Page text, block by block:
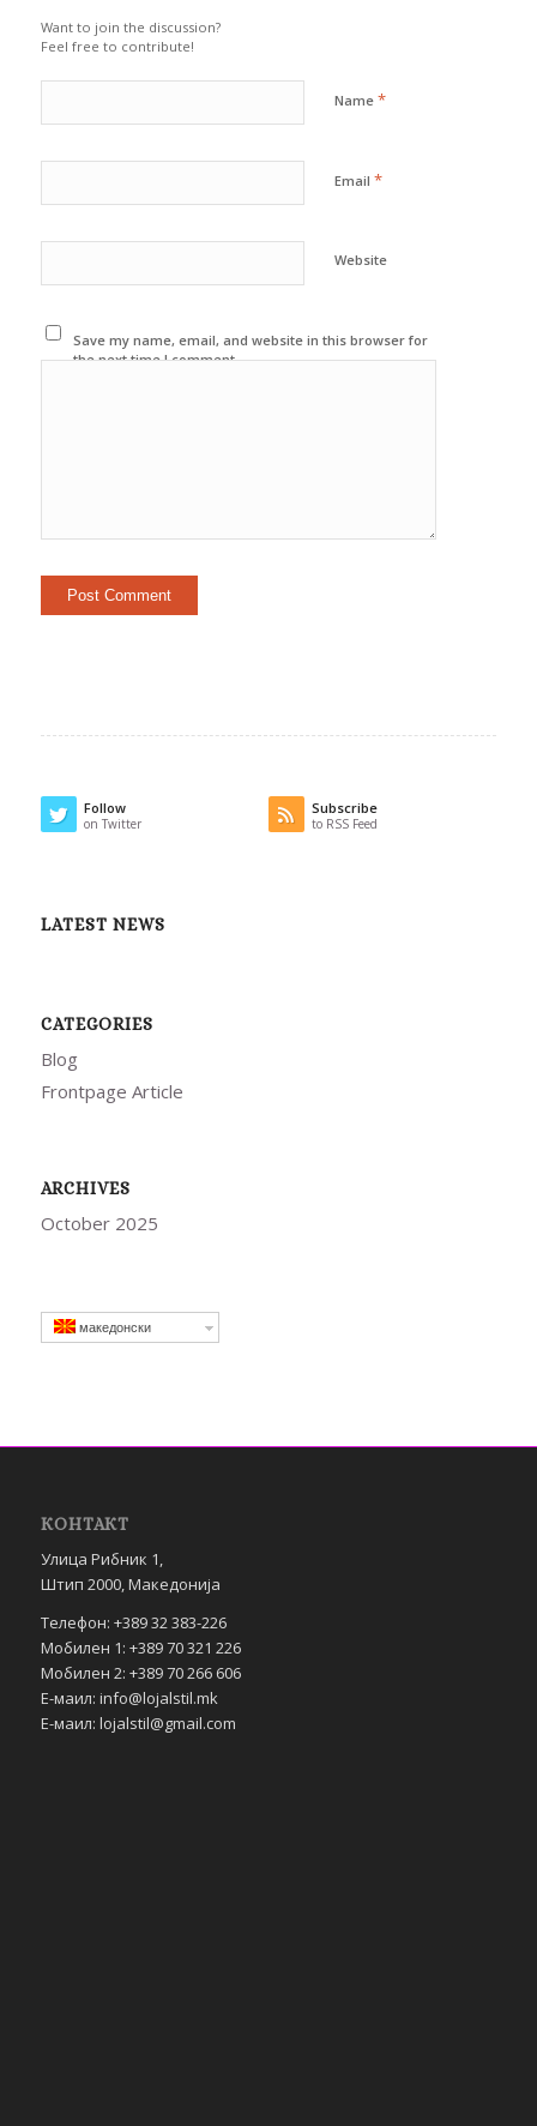
Want to join the discussion?
Feel free to contribute!
Name *
Email *
Website
Save my name, email, and website in this browser for
the next time I comment.
Follow
on Twitter
Subscribe
to RSS Feed
LATEST NEWS
CATEGORIES
Blog
Frontpage Article
ARCHIVES
October 2025
македонски
КОНТАКТ
Улица Рибник 1,
Штип 2000, Македонија
Телефон: +389 32 383-226
Мобилен 1: +389 70 321 226
Мобилен 2: +389 70 266 606
Е-маил: info@lojalstil.mk
Е-маил: lojalstil@gmail.com